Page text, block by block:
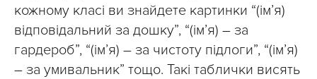
кожному класі ви знайдете картинки “(ім’я)
відповідальний за дошку”, “(ім’я) – за
гардероб”, “(ім’я) – за чистоту підлоги”, “(ім’я)
– за умивальник” тощо. Такі таблички висять